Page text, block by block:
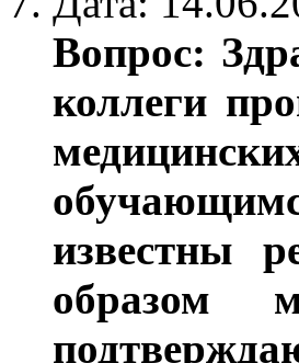
Вопрос:
коллеги
известны
образом